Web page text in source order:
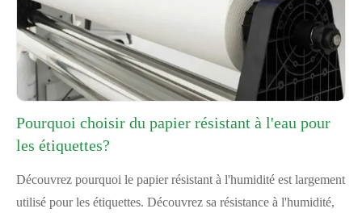
Pourquoi choisir du papier résistant à l'eau pour
les étiquettes?
Découvrez pourquoi le papier résistant à l'humidité est largement
utilisé pour les étiquettes. Découvrez sa résistance à l'humidité,